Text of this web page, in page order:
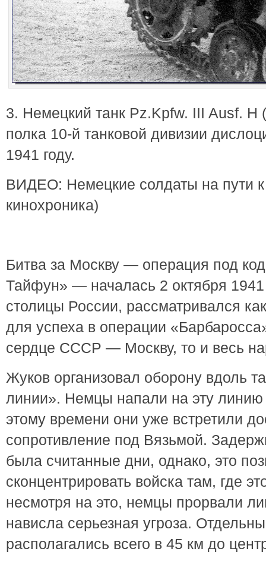
3. Немецкий танк Pz.Kpfw. III Ausf. H
полка 10-й танковой дивизии
1941 году.
ВИДЕО: Немецкие солдаты на пути
кинохроника)
Битва за Москву — операция под
Тайфун» — началась 2 октября
столицы России, рассматривался
для успеха в операции
сердце СССР — Москву, то и весь
Жуков организовал оборону вдоль
линии». Немцы напали на эту
этому времени они уже встретили
сопротивление под Вязьмой.
была считанные дни, однако, это
сконцентрировать войска там, где
несмотря на это, немцы прорвали
нависла серьезная угроза.
располагались всего в 45 км до